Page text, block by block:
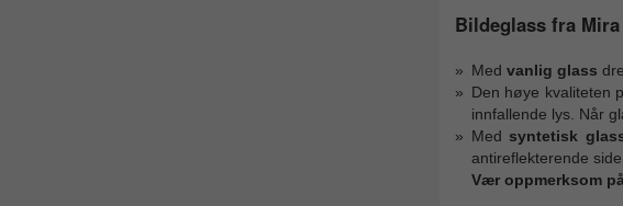
Bildeglass fra Mira
Med vanlig glass
Den høye kvaliteten
innfallende lys. Når
Med syntetisk
antireflekterende
Vær oppmerksom